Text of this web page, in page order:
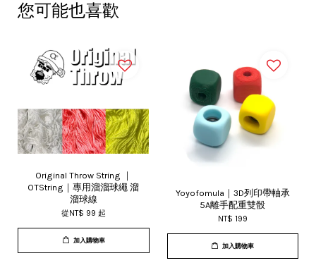
您可能也喜歡
Original Throw String ｜
OTString｜專用溜溜球繩 溜
溜球線
從NT$ 99 起
加入購物車
Yoyofomula｜3D列印帶軸承
5A離手配重雙骰
NT$ 199
加入購物車